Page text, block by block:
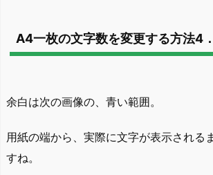
A4一枚の文字数を変更する方法4
余白は次の画像の、青い範囲。
用紙の端から、実際に文字が表示される
すね。